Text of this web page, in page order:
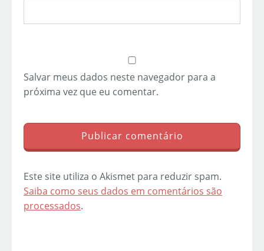
Salvar meus dados neste navegador para a
próxima vez que eu comentar.
Este site utiliza o Akismet para reduzir spam.
Saiba como seus dados em comentários são
processados.